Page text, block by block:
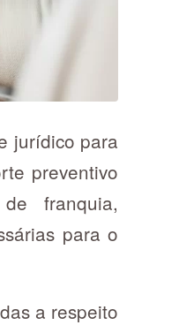
jurídico para
preventivo
de franquia,
para o
a respeito